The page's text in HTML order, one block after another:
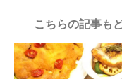
こちらの記事も